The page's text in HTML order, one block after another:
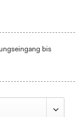
bis